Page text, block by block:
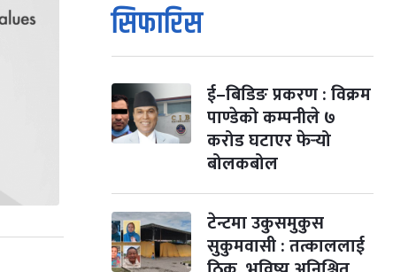
सिफारिस
ई–बिडिङ प्रकरण : विक्रम
पाण्डेको कम्पनीले ७
करोड घटाएर फेर्‍यो
बोलकबोल
टेन्टमा उकुसमुकुस
सुकुमवासी : तत्काललाई